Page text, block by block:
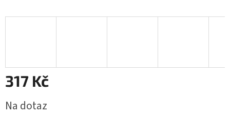
317 Kč
cena:
Na dotaz